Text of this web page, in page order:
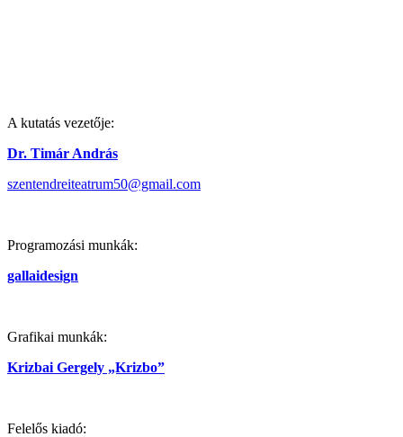
A kutatás vezetője:
Dr. Timár András
szentendreiteatrum50@gmail.com
Programozási munkák:
gallaidesign
Grafikai munkák:
Krizbai Gergely „Krizbo”
Felelős kiadó: